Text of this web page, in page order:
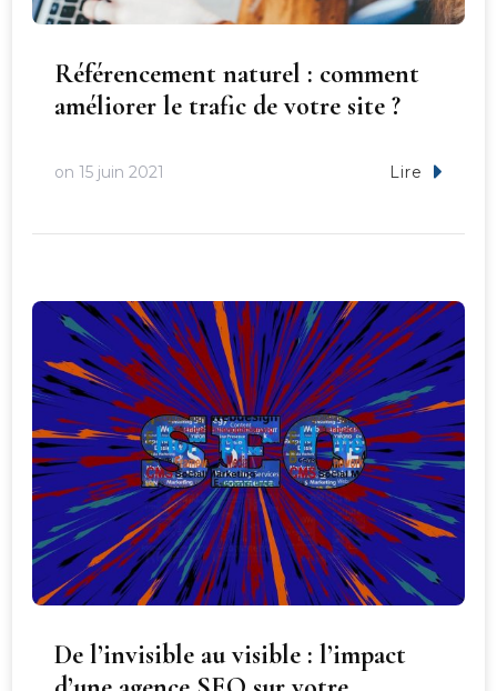
Référencement naturel : comment
améliorer le trafic de votre site ?
on 15 juin 2021 Lire
De l’invisible au visible : l’impact